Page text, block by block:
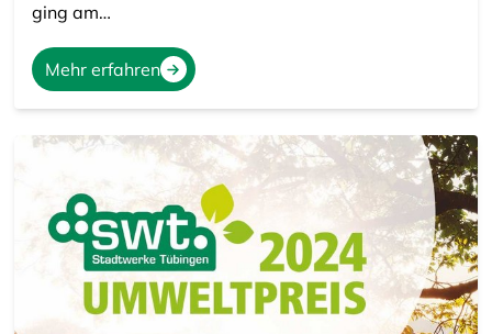
ging am…
Mehr erfahren